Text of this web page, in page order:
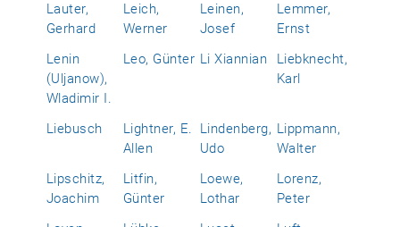
Lauter,
Gerhard
Leich,
Werner
Leinen,
Josef
Lemmer,
Ernst
Lenin
(Uljanow),
Wladimir I.
Leo, Günter Li Xiannian
Liebknecht,
Karl
Liebusch
Lightner, E.
Allen
Lindenberg,
Udo
Lippmann,
Walter
Lipschitz,
Joachim
Litfin,
Günter
Loewe,
Lothar
Lorenz,
Peter